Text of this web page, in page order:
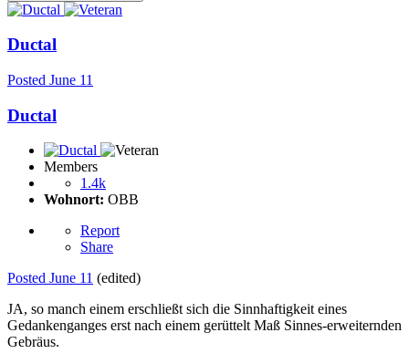
Ductal
Posted June 11
Ductal
Members
1.4k
Wohnort: OBB
Report
Share
Posted June 11 (edited)
JA, so manch einem erschließt sich die Sinnhaftigkeit eines
Gedankenganges erst nach einem gerüttelt Maß Sinnes-erweiternden
Gebräus.